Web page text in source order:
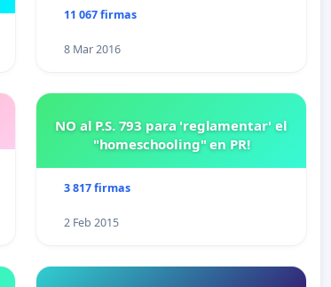
11 067 firmas
8 Mar 2016
NO al P.S. 793 para 'reglamentar' el
"homeschooling" en PR!
3 817 firmas
2 Feb 2015